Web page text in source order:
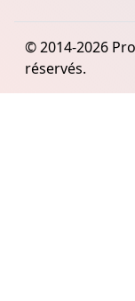
© 2014-2026
réservés.